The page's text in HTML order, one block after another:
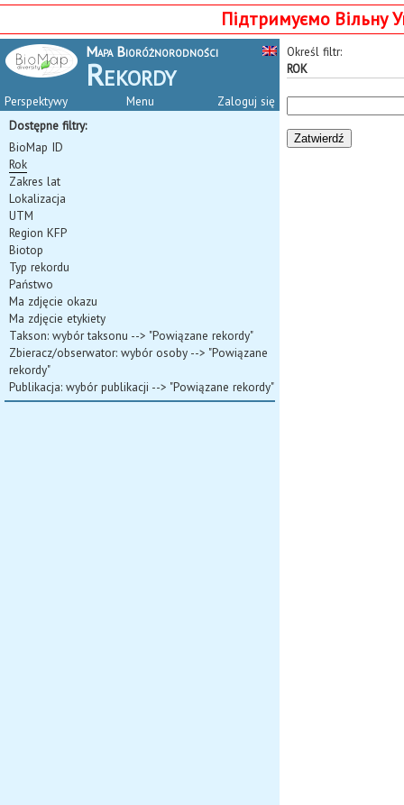
Підтримуємо Вільну
Mapa Bioróżnorodności
Rekordy
Perspektywy Zaloguj się
Menu
Dostępne filtry:
BioMap ID
Rok
Zakres lat
Lokalizacja
UTM
Region KFP
Biotop
Typ rekordu
Państwo
Ma zdjęcie okazu
Ma zdjęcie etykiety
Takson: wybór taksonu --> "Powiązane rekordy"
Zbieracz/obserwator: wybór osoby --> "Powiązane
rekordy"
Publikacja: wybór publikacji --> "Powiązane rekordy"
Określ filtr:
ROK